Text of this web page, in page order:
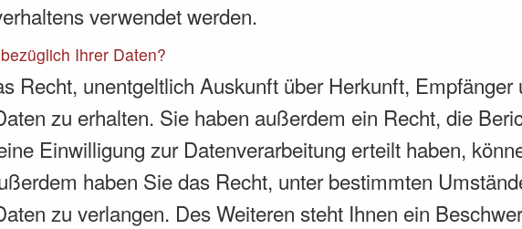
verwendet werden.
Ihrer Daten?
Recht, unentgeltlich Auskunft über Herkunft,
zu erhalten. Sie haben außerdem ein Recht, die
Einwilligung zur Datenverarbeitung erteilt haben,
haben Sie das Recht, unter bestimmten
zu verlangen. Des Weiteren steht Ihnen ein